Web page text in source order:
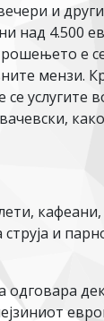
и други
над 4.500
е
мензи.
услугите
и
одговара